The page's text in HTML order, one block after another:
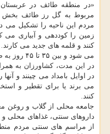
«در منطقه طائف در
مربوط به گل رز طائف بخش
مردم این ناحیه را تشکیل می
زمین را کوددهی و آبیاری
کنند و قلمه های جدید می
می شود و بین ۳۵ تا ۴۵ روز به طول می انجامد.
در این مدت، کشاورزان به
در اوایل بامداد می چینند و آنها
می برند یا برای تقطیر و
کنند.
جامعه محلی از گلاب و روغن
داروهای سنتی، غذاهای محلی و
از مراسم های سنتی مردم